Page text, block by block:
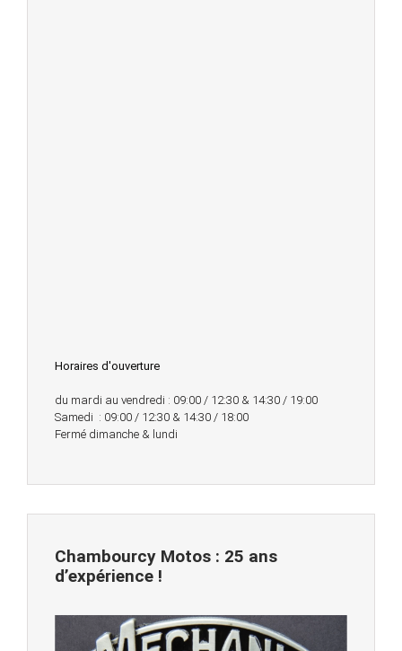
Horaires d'ouverture
du mardi au vendredi : 09:00 / 12:30 & 14:30 / 19:00
Samedi : 09:00 / 12:30 & 14:30 / 18:00
Fermé dimanche & lundi
Chambourcy Motos : 25 ans
d’expérience !